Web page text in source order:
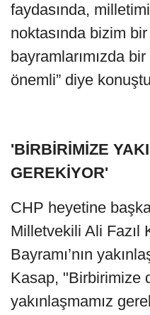
faydasında,
noktasında bizim
bayramlarımızda
önemli” diye
'BİRBİRİMİZE
GEREKİYOR'
CHP heyetine
Milletvekili Ali Fazıl
Bayramı’nın
Kasap, "Birbirimize
yakınlaşmamız